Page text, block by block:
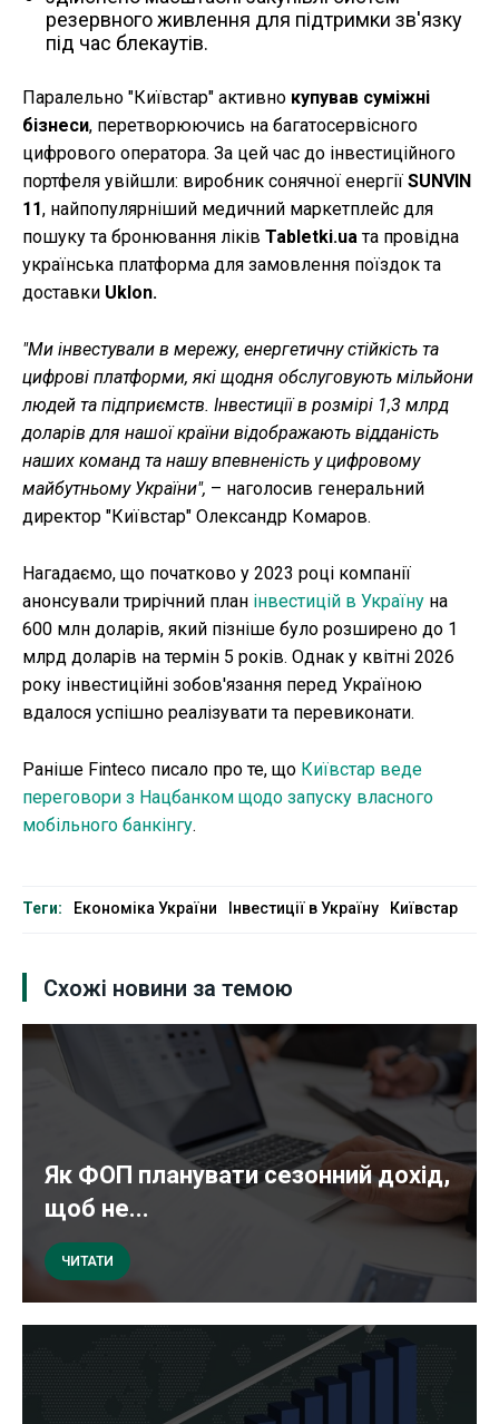
резервного живлення для підтримки зв'язку
під час блекаутів.
Паралельно "Київстар" активно купував суміжні
бізнеси, перетворюючись на багатосервісного
цифрового оператора. За цей час до інвестиційного
портфеля увійшли: виробник сонячної енергії SUNVIN
11, найпопулярніший медичний маркетплейс для
пошуку та бронювання ліків Tabletki.uaта провідна
українська платформа для замовлення поїздок та
доставки Uklon.
"Ми інвестували в мережу, енергетичну стійкість та
цифрові платформи, які щодня обслуговують мільйони
людей та підприємств. Інвестиції в розмірі 1,3 млрд
доларів для нашої країни відображають відданість
наших команд та нашу впевненість у цифровому
майбутньому України", – наголосив генеральний
директор "Київстар" Олександр Комаров.
Нагадаємо, що початково у 2023 році компанії
анонсували трирічний план інвестицій в Україну на
600 млн доларів, який пізніше було розширено до 1
млрд доларів на термін 5 років. Однак у квітні 2026
року інвестиційні зобов'язання перед Україною
вдалося успішно реалізувати та перевиконати.
Раніше Finteco писало про те, що Київстар веде
переговори з Нацбанком щодо запуску власного
мобільного банкінгу.
Теги: Економіка України Інвестиції в Україну Київстар
Схожі новини за темою
Як ФОП планувати сезонний дохід,
щоб не...
ЧИТАТИ